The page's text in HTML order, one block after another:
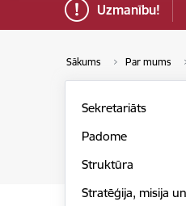
Uzmanību!
Sākums Par mums
Sekretariāts
Padome
Struktūra
Stratēģija, misija